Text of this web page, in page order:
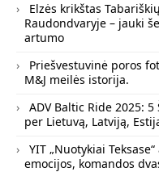
Elzės krikštas
Raudondvaryje – jauki
artumo
Priešvestuvinė poros
M&J meilės istorija.
ADV Baltic Ride 2025:
per Lietuvą, Latviją,
YIT „Nuotykiai
emocijos, komandos